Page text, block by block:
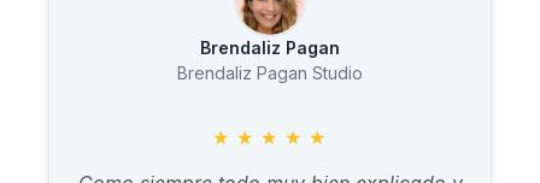
★ ★ ★ ★ ★
Brendaliz Pagan
Brendaliz Pagan Studio